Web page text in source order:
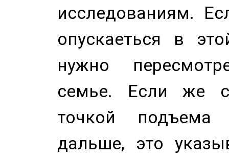
исследованиям.
опускаеться в
нужно
семье. Если же
точкой
дальше, это